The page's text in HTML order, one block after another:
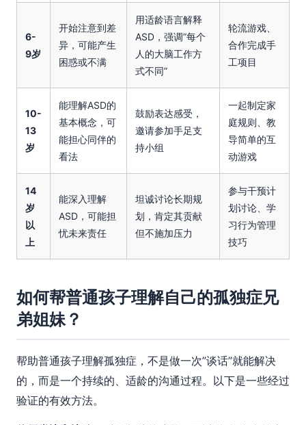
6-
9岁
开始注意到差
异，可能产生
困惑或不满
用适龄语言解释
ASD，强调”每个
人的大脑工作方
式不同”
轮流游戏、
合作完成手
工项目
10-
13
岁
能理解ASD的
基本概念，可
能担心同伴的
看法
鼓励表达感受，
邀请参加手足支
持小组
一起制定家
庭规则、教
导简单的互
动游戏
14
岁
以
上
能深入理解
ASD，可能担
忧未来责任
坦诚讨论长期规
划，肯定其贡献
但不施加压力
参与干预计
划讨论、学
习行为管理
技巧
如何帮普通孩子理解自己的孤独症兄
弟姐妹？
帮助普通孩子理解孤独症，不是做一次”谈话”就能解决
的，而是一个持续的、适龄的沟通过程。以下是一些经过
验证的有效方法。